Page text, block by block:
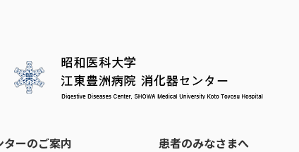
ーのご案内 患者のみなさまへ